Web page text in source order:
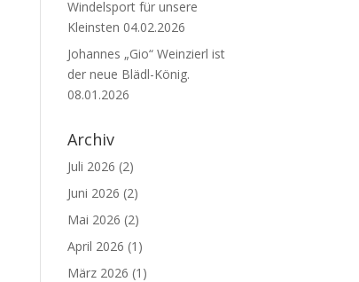
Windelsport für unsere
Kleinsten 04.02.2026
Johannes „Gio“ Weinzierl ist
der neue Blädl-König.
08.01.2026
Archiv
Juli 2026 (2)
Juni 2026 (2)
Mai 2026 (2)
April 2026 (1)
März 2026 (1)